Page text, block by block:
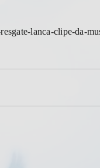
lanca-clipe-da-